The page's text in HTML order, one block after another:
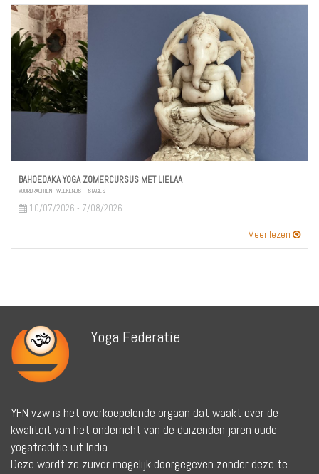
BAHOEDAKA YOGA ZOMERCURSUS MET LIELAA
VOORDRACHTEN - WEEKENDS – STAGES
10/07/2026 - 7/08/2026
Meer lezen
Yoga Federatie
YFN vzw is het overkoepelende orgaan dat waakt over de
kwaliteit van het onderricht van de duizenden jaren oude
yogatraditie uit India.
Deze wordt zo zuiver mogelijk doorgegeven zonder deze te